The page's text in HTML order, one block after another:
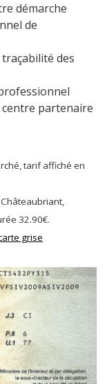
démarche
de
des
partenaire
tarif affiché en
32.90€.
grise